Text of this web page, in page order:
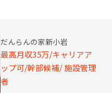
だんらんの家新小岩
最高月収35万/キャリアア
ップ可/幹部候補/ 施設管理
者